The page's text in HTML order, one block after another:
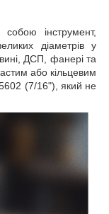
інструмент,
діаметрів у
ДСП, фанері та
або кільцевим
(7/16"), який не